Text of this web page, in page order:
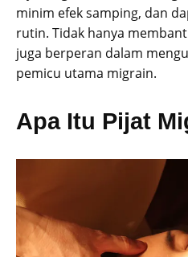
minim efek samping, dan
rutin. Tidak hanya
juga berperan dalam
pemicu utama migrain.
Apa Itu Pijat